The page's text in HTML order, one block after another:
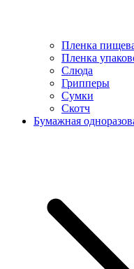
Пленка
Пленка
Слюда
Грипперы
Сумки
Скотч
Бумажная